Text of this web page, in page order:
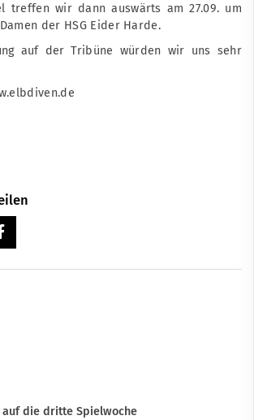
treffen wir dann auswärts am 27.09. um
der HSG Eider Harde.
auf der Tribüne würden wir uns sehr
auf die dritte Spielwoche